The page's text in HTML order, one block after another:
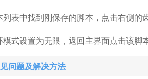
列表中找到刚保存的脚本，点击右侧的
模式设置为无限，返回主界面点击该脚
问题及解决方法